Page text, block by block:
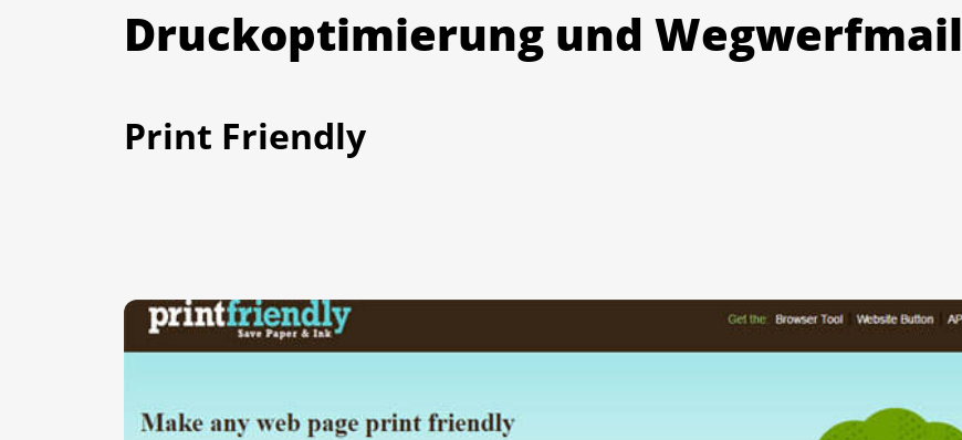
Druckoptimierung und Wegwerfmail
Print Friendly